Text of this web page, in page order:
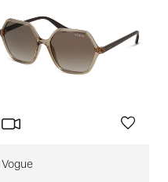
Vogue